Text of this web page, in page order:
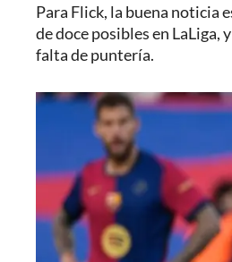
Para Flick, la buena noticia
de doce posibles en LaLiga,
falta de puntería.